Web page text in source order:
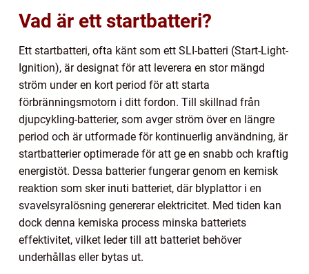
Vad är ett startbatteri?
Ett startbatteri, ofta känt som ett SLI-batteri (Start-Light-
Ignition), är designat för att leverera en stor mängd
ström under en kort period för att starta
förbränningsmotorn i ditt fordon. Till skillnad från
djupcykling-batterier, som avger ström över en längre
period och är utformade för kontinuerlig användning, är
startbatterier optimerade för att ge en snabb och kraftig
energistöt. Dessa batterier fungerar genom en kemisk
reaktion som sker inuti batteriet, där blyplattor i en
svavelsyralösning genererar elektricitet. Med tiden kan
dock denna kemiska process minska batteriets
effektivitet, vilket leder till att batteriet behöver
underhållas eller bytas ut.